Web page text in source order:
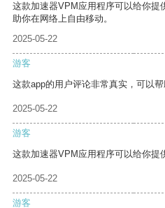
这款加速器VPM应用程序可以给你提
助你在网络上自由移动。
2025-05-22
游客
这款app的用户评论非常真实，可以帮
2025-05-22
游客
这款加速器VPM应用程序可以给你提
2025-05-22
游客